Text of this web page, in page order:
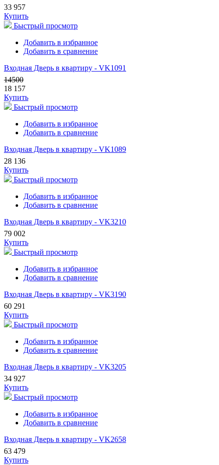
33 957
Купить
Быстрый просмотр
Добавить в избранное
Добавить в сравнение
Входная Дверь в квартиру - VK1091
14500
18 157
Купить
Быстрый просмотр
Добавить в избранное
Добавить в сравнение
Входная Дверь в квартиру - VK1089
28 136
Купить
Быстрый просмотр
Добавить в избранное
Добавить в сравнение
Входная Дверь в квартиру - VK3210
79 002
Купить
Быстрый просмотр
Добавить в избранное
Добавить в сравнение
Входная Дверь в квартиру - VK3190
60 291
Купить
Быстрый просмотр
Добавить в избранное
Добавить в сравнение
Входная Дверь в квартиру - VK3205
34 927
Купить
Быстрый просмотр
Добавить в избранное
Добавить в сравнение
Входная Дверь в квартиру - VK2658
63 479
Купить